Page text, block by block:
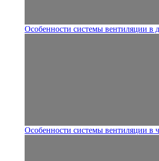
Особенности системы вентиляции в
Особенности системы вентиляции в